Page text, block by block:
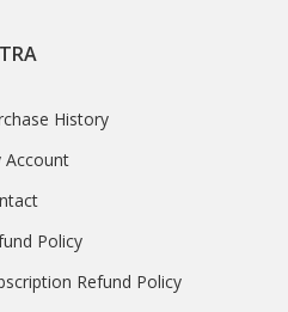
History
Account
Policy
Refund Policy